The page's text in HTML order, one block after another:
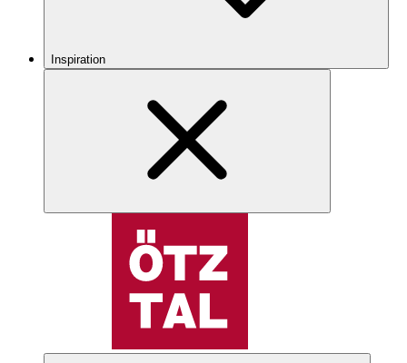
Inspiration